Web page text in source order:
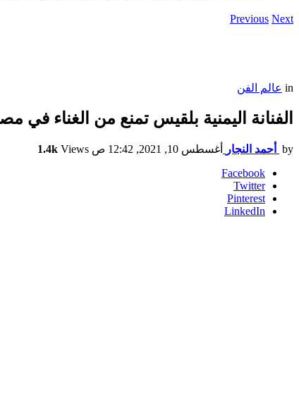
Previous Next
in عالم الفن
الفنانة اليمنية بلقيس تمنع من الغناء
by أحمد النجار أغسطس 10, 2021, 12:42 ص 1.4k Views
Facebook
Twitter
Pinterest
LinkedIn